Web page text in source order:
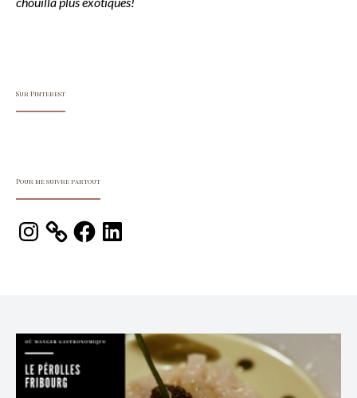
Sur Pinterest
Pour me suivre partout
Instagram FacebookLinkedIn